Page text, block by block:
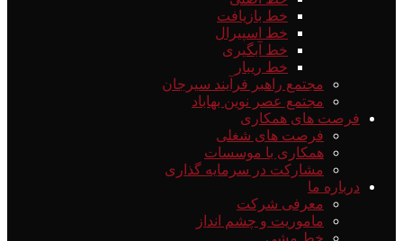
خط بازیافت
خط اسپیرال
خط آبگیری
خط ریبار
مجتمع راهبر فرآیند سیرجان
مجتمع عصر نوین بهاباد
فرصت های همکاری
فرصت های شغلی
همکاری با موسسات
مشارکت در سرمایه گذاری
درباره ما
معرفی شرکت
ماموریت و چشم انداز
خط مشی